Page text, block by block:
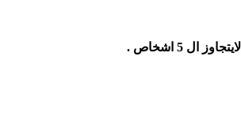
ال 5 اشخاص .